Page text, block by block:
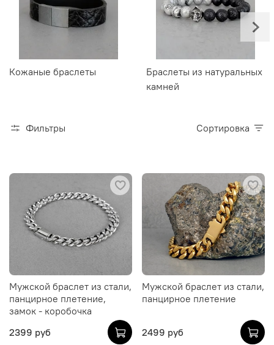
Кожаные браслеты
Браслеты из натуральных
камней
Фильтры Сортировка
Мужской браслет из стали,
панцирное плетение,
замок - коробочка
2399 руб
Мужской браслет из стали,
панцирное плетение
2499 руб